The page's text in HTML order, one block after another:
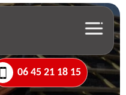
06 45 21 18 15